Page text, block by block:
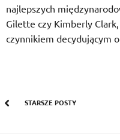
najlepszych
Gilette czy Kimberly
czynnikiem decydującym
STARSZE POSTY